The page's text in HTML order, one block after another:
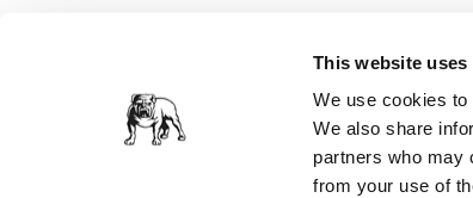
This website uses
We use cookies
We also share
partners who may
from your use of